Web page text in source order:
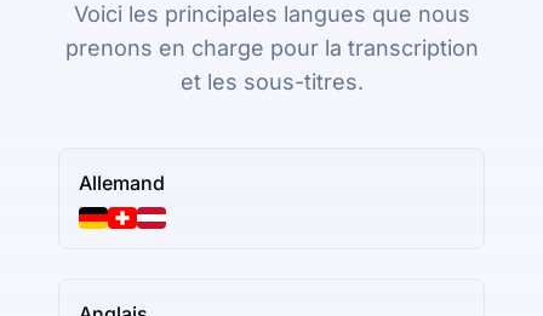
Voici les principales langues que nous
prenons en charge pour la transcription
et les sous-titres.
Allemand